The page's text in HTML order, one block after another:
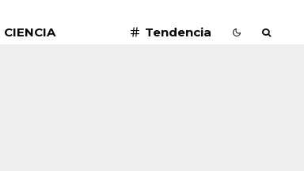
CIENCIA Tendencia